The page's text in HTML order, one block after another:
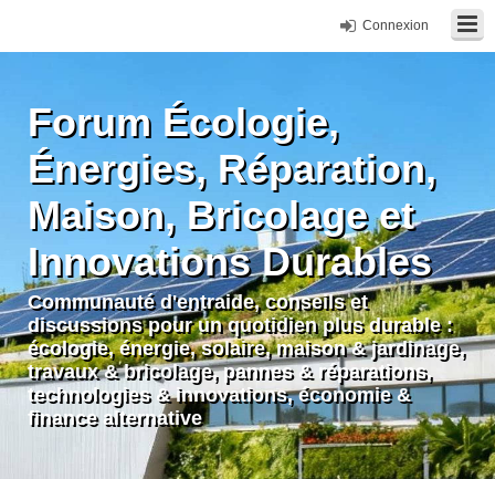
Connexion
Forum Écologie,
Énergies, Réparation,
Maison, Bricolage et
Innovations Durables
Communauté d'entraide, conseils et
discussions pour un quotidien plus durable :
écologie, énergie, solaire, maison & jardinage,
travaux & bricolage, pannes & réparations,
technologies & innovations, économie &
finance alternative